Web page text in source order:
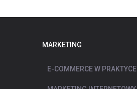
MARKETING
E-COMMERCE W PRAKTYCE